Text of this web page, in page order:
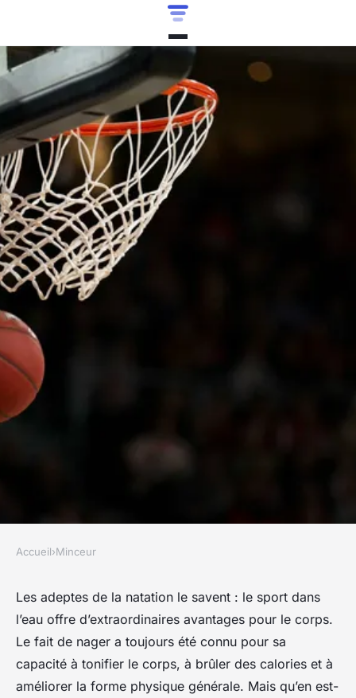
Peut-on compter sur la nage
avec palmes pour améliorer
l'endurance et favoriser la
minceur ?
Accueil›Minceur
Les adeptes de la natation le savent : le sport dans
l’eau offre d’extraordinaires avantages pour le corps.
Le fait de nager a toujours été connu pour sa
capacité à tonifier le corps, à brûler des calories et à
améliorer la forme physique générale. Mais qu’en est-